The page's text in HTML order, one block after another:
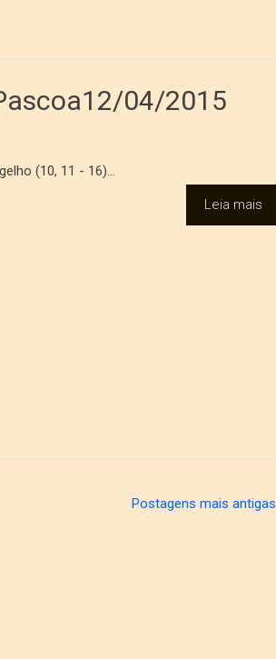
04/2015
(10, 11 - 16)...
Leia mais
Postagens mais antigas